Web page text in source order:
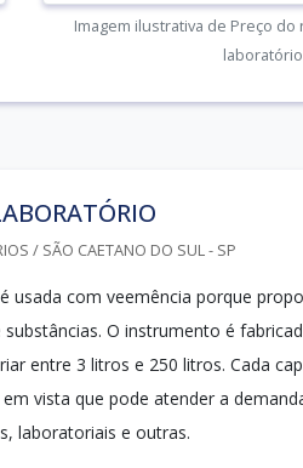
Imagem ilustrativa de Preço
laboratório
/ SÃO CAETANO DO SUL - SP
usada com veemência porque
O instrumento é
entre 3 litros e 250 litros. Cada
vista que pode atender a
laboratoriais e outras.